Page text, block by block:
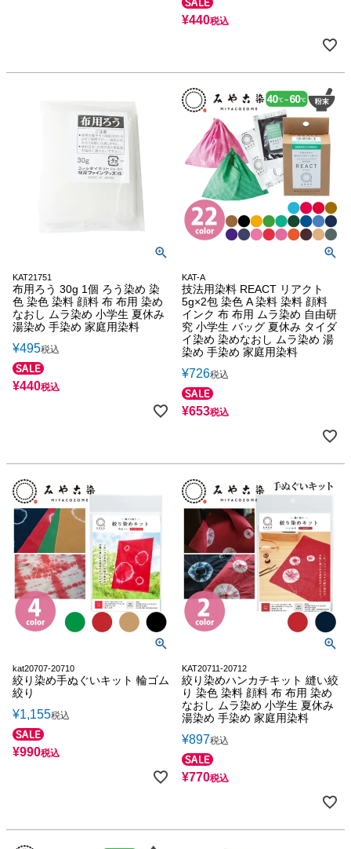
¥440税込
KAT21751
布用ろう 30g 1個 ろう染め 染
色 染色 染料 顔料 布 布用 染め
なおし ムラ染め 小学生 夏休み
湯染め 手染め 家庭用染料
¥495税込
¥440税込
KAT-A
技法用染料 REACT リアクト
5g×2包 染色 A 染料 染料 顔料
インク 布 布用 ムラ染め 自由研
究 小学生 バッグ 夏休み タイダ
イ染め 染めなおし ムラ染め 湯
染め 手染め 家庭用染料
¥726税込
¥653税込
kat20707-20710
絞り染め手ぬぐいキット 輪ゴム
絞り
¥1,155税込
¥990税込
KAT20711-20712
絞り染めハンカチキット 縫い絞
り 染色 染料 顔料 布 布用 染め
なおし ムラ染め 小学生 夏休み
湯染め 手染め 家庭用染料
¥897税込
¥770税込